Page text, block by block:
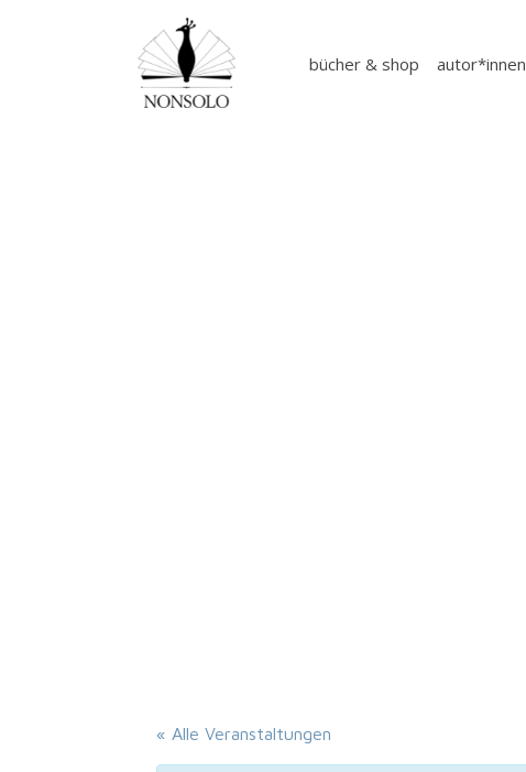
bücher & shop autor*innen
« Alle Veranstaltungen